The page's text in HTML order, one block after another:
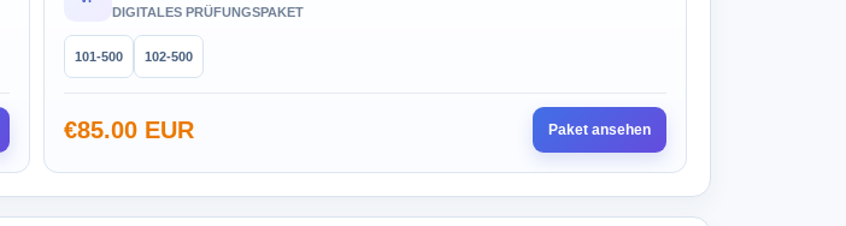
DIGITALES PRÜFUNGSPAKET
101-500 102-500
€85.00 EUR Paket ansehen